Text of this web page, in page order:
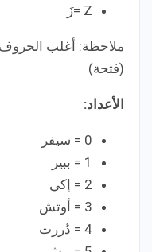
Z =زَ
ملاحظة: أغلب الحروف
(فتحة)
الأعداد:
0 = سيفر
1 = ببير
2 = إكي
3 = أوتش
4 = دُررت